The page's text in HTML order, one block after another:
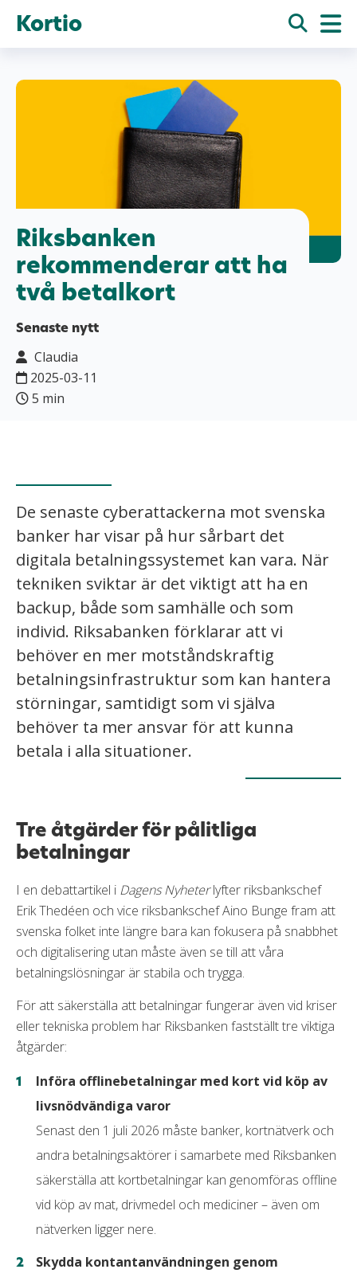
Kortio
Riksbanken
rekommenderar att ha
två betalkort
Senaste nytt
Claudia
2025-03-11
5 min
De senaste cyberattackerna mot svenska
banker har visar på hur sårbart det
digitala betalningssystemet kan vara. När
tekniken sviktar är det viktigt att ha en
backup, både som samhälle och som
individ. Riksabanken förklarar att vi
behöver en mer motståndskraftig
betalningsinfrastruktur som kan hantera
störningar, samtidigt som vi själva
behöver ta mer ansvar för att kunna
betala i alla situationer.
Tre åtgärder för pålitliga
betalningar
I en debattartikel i Dagens Nyheterlyfter riksbankschef
Erik Thedéen och vice riksbankschef Aino Bunge fram att
svenska folket inte längre bara kan fokusera på snabbhet
och digitalisering utan måste även se till att våra
betalningslösningar är stabila och trygga.
För att säkerställa att betalningar fungerar även vid kriser
eller tekniska problem har Riksbanken fastställt tre viktiga
åtgärder:
Införa offlinebetalningar med kort vid köp av
livsnödvändiga varor
Senast den 1 juli 2026 måste banker, kortnätverk och
andra betalningsaktörer i samarbete med Riksbanken
säkerställa att kortbetalningar kan genomföras offline
vid köp av mat, drivmedel och mediciner – även om
nätverken ligger nere.
Skydda kontantanvändningen genom